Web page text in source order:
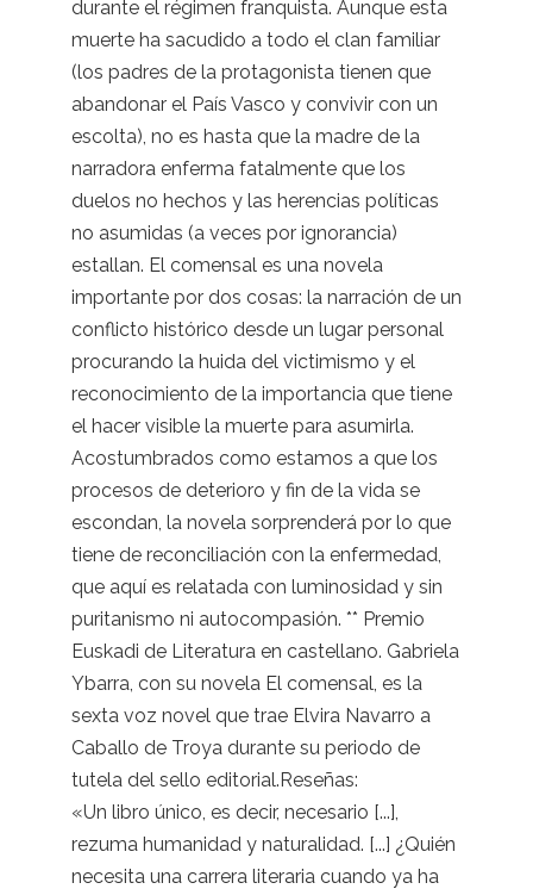
durante el régimen franquista. Aunque esta
muerte ha sacudido a todo el clan familiar
(los padres de la protagonista tienen que
abandonar el País Vasco y convivir con un
escolta), no es hasta que la madre de la
narradora enferma fatalmente que los
duelos no hechos y las herencias políticas
no asumidas (a veces por ignorancia)
estallan. El comensal es una novela
importante por dos cosas: la narración de un
conflicto histórico desde un lugar personal
procurando la huida del victimismo y el
reconocimiento de la importancia que tiene
el hacer visible la muerte para asumirla.
Acostumbrados como estamos a que los
procesos de deterioro y fin de la vida se
escondan, la novela sorprenderá por lo que
tiene de reconciliación con la enfermedad,
que aquí es relatada con luminosidad y sin
puritanismo ni autocompasión. ** Premio
Euskadi de Literatura en castellano. Gabriela
Ybarra, con su novela El comensal, es la
sexta voz novel que trae Elvira Navarro a
Caballo de Troya durante su periodo de
tutela del sello editorial.Reseñas:
«Un libro único, es decir, necesario [...],
rezuma humanidad y naturalidad. [...] ¿Quién
necesita una carrera literaria cuando ya ha